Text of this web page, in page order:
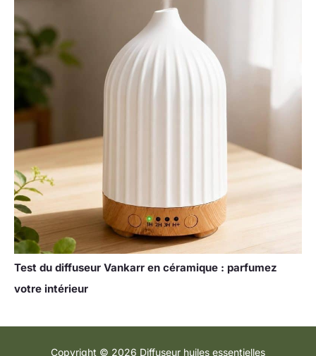
Test du diffuseur Vankarr en céramique : parfumez
votre intérieur
Copyright © 2026 Diffuseur huiles essentielles